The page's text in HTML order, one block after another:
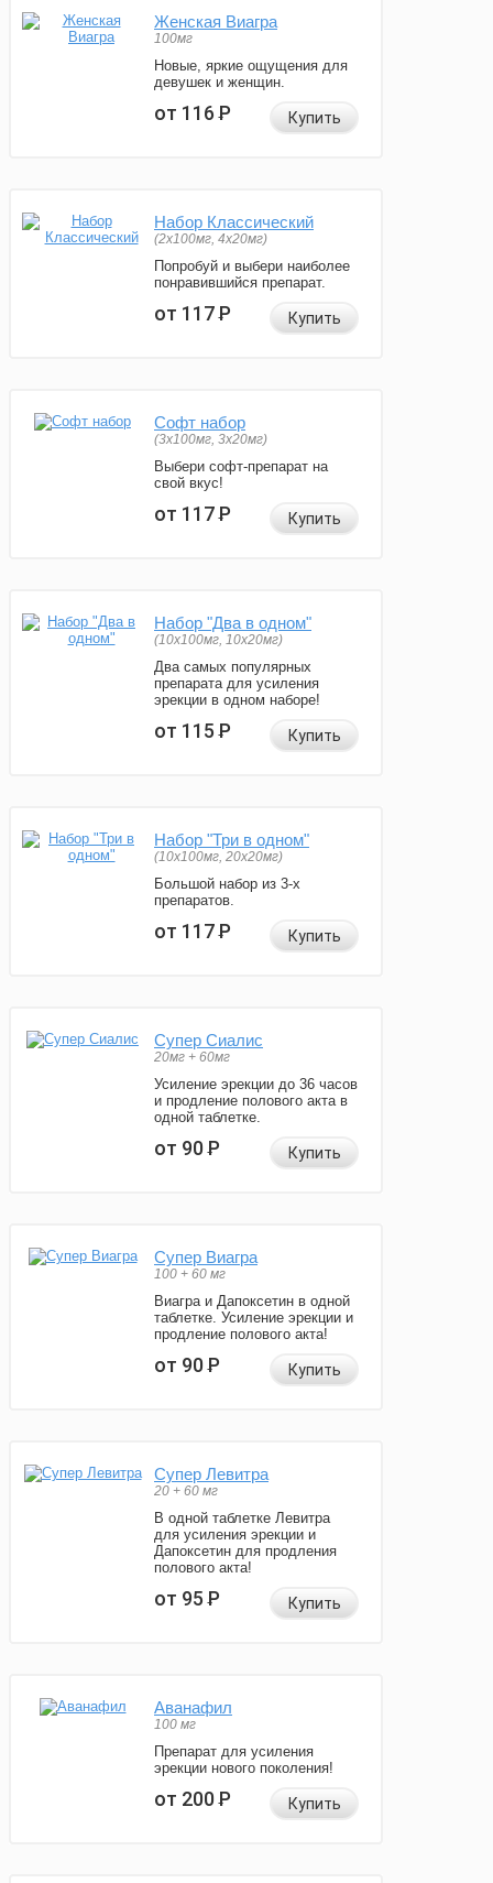
Женская Виагра
100мг
Новые, яркие ощущения для
девушек и женщин.
от 116Р Купить
Набор Классический
(2x100мг, 4x20мг)
Попробуй и выбери наиболее
понравившийся препарат.
от 117Р Купить
Софт набор
(3x100мг, 3x20мг)
Выбери софт-препарат на
свой вкус!
от 117Р Купить
Набор "Два в одном"
(10x100мг, 10x20мг)
Два самых популярных
препарата для усиления
эрекции в одном наборе!
от 115Р Купить
Набор "Три в одном"
(10x100мг, 20x20мг)
Большой набор из 3-х
препаратов.
от 117Р Купить
Супер Сиалис
20мг + 60мг
Усиление эрекции до 36 часов
и продление полового акта в
одной таблетке.
от 90Р Купить
Супер Виагра
100 + 60 мг
Виагра и Дапоксетин в одной
таблетке. Усиление эрекции и
продление полового акта!
от 90Р Купить
Супер Левитра
20 + 60 мг
В одной таблетке Левитра
для усиления эрекции и
Дапоксетин для продления
полового акта!
от 95Р Купить
Аванафил
100 мг
Препарат для усиления
эрекции нового поколения!
от 200Р Купить